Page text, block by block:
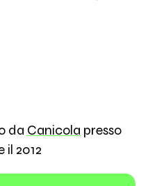
da Canicola presso
il 2012